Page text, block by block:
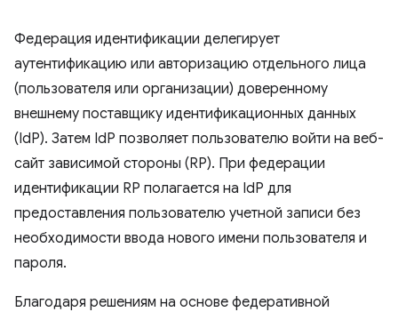
Федерация идентификации делегирует
аутентификацию или авторизацию отдельного лица
(пользователя или организации) доверенному
внешнему поставщику идентификационных данных
(IdP). Затем IdP позволяет пользователю войти на веб-
сайт зависимой стороны (RP). При федерации
идентификации RP полагается на IdP для
предоставления пользователю учетной записи без
необходимости ввода нового имени пользователя и
пароля.
Благодаря решениям на основе федеративной